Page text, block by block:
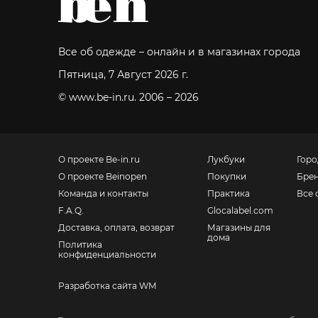
Все об одежде – онлайн и в магазинах города
Пятница, 7 Август 2026 г.
© www.be-in.ru. 2006 – 2026
О проекте Be-in.ru
О проекте Beinopen
Команда и контакты
F.A.Q.
Доставка, оплата, возврат
Политика
конфиденциальности
Лукбуки
Покупки
Практика
Glocalabel.com
Магазины для
дома
Все
Разработка сайта WM